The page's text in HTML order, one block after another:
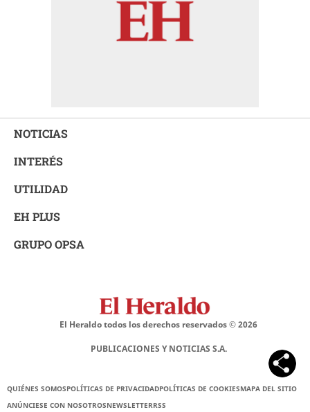
NOTICIAS
INTERÉS
UTILIDAD
EH PLUS
GRUPO OPSA
El Heraldo todos los derechos reservados ©2026
PUBLICACIONES Y NOTICIAS S.A.
QUIÉNES SOMOSPOLÍTICAS DE PRIVACIDADPOLÍTICAS DE COOKIESMAPA DEL SITIO
ANÚNCIESE CON NOSOTROSNEWSLETTERRSS